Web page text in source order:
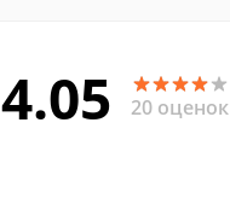
4.05 20 оценок